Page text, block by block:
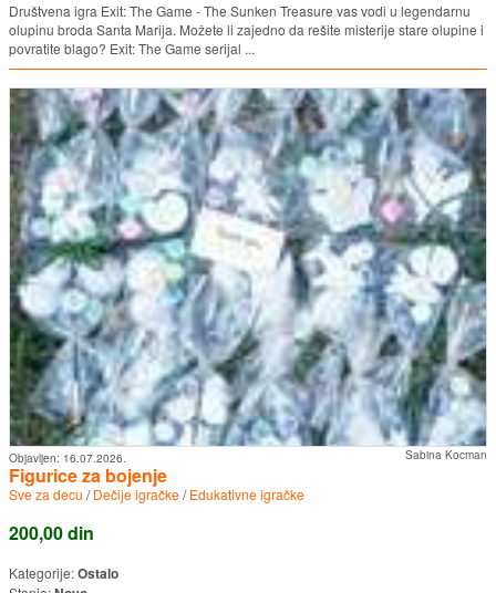
Društvena igra Exit: The Game - The Sunken Treasure vas vodi u legendarnu
olupinu broda Santa Marija. Možete li zajedno da rešite misterije stare olupine i
povratite blago? Exit: The Game serijal ...
Sabina Kocman
Objavljen: 16.07.2026.
Figurice za bojenje
Sve za decu /Dečije igračke/Edukativne igračke
200,00 din
Kategorije:Ostalo